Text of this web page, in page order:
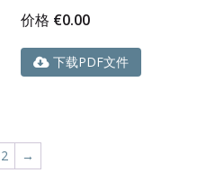
价格 €0.00
下载PDF文件
2 →